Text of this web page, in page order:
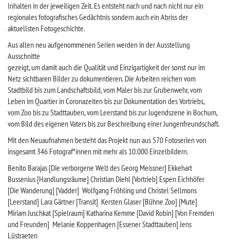
Inhalten in der jeweiligen Zeit. Es entsteht nach und nach nicht nur ein
regionales fotografisches Gedächtnis sondern auch ein Abriss der
aktuellsten Fotogeschichte.
Aus allen neu aufgenommenen Serien werden in der Ausstellung
Ausschnitte
gezeigt, um damit auch die Qualität und Einzigartigkeit der sonst nur im
Netz sichtbaren Bilder zu dokumentieren. Die Arbeiten reichen vom
Stadtbild bis zum Landschaftsbild, vom Maler bis zur Grubenwehr, vom
Leben im Quartier in Coronazeiten bis zur Dokumentation des Vortriebs,
vom Zoo bis zu Stadttauben, vom Leerstand bis zur Jugendszene in Bochum,
vom Bild des eigenen Vaters bis zur Beschreibung einer Jungenfreundschaft.
Mit den Neuaufnahmen besteht das Projekt nun aus 570 Fotoserien von
insgesamt 346 Fotograf*innen mit mehr als 10.000 Einzelbildern.
Benito Barajas [Die verborgene Welt des Georg Meissner] Ekkehart
Bussenius [Handlungsräume] Christian Diehl [Vortrieb] Espen Eichhöfer
[Die Wanderung] [Vadder] Wolfgang Fröhling und Christel Sellmons
[Leerstand] Lara Gärtner [Transit] Kersten Glaser [Bühne Zoo] [Mute]
Miriam Juschkat [Spielraum] Katharina Kemme [David Robin] [Von Fremden
und Freunden] Melanie Koppenhagen [Essener Stadttauben] Jens
Lüstraeten